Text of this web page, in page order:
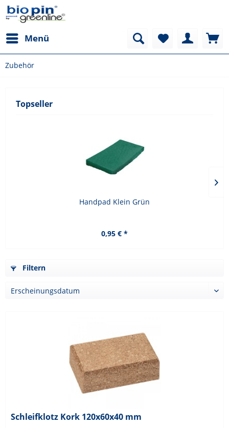
Menü
Zubehör
Topseller
Handpad Klein Grün
0,95 € *
Filtern
Schleifklotz Kork 120x60x40 mm